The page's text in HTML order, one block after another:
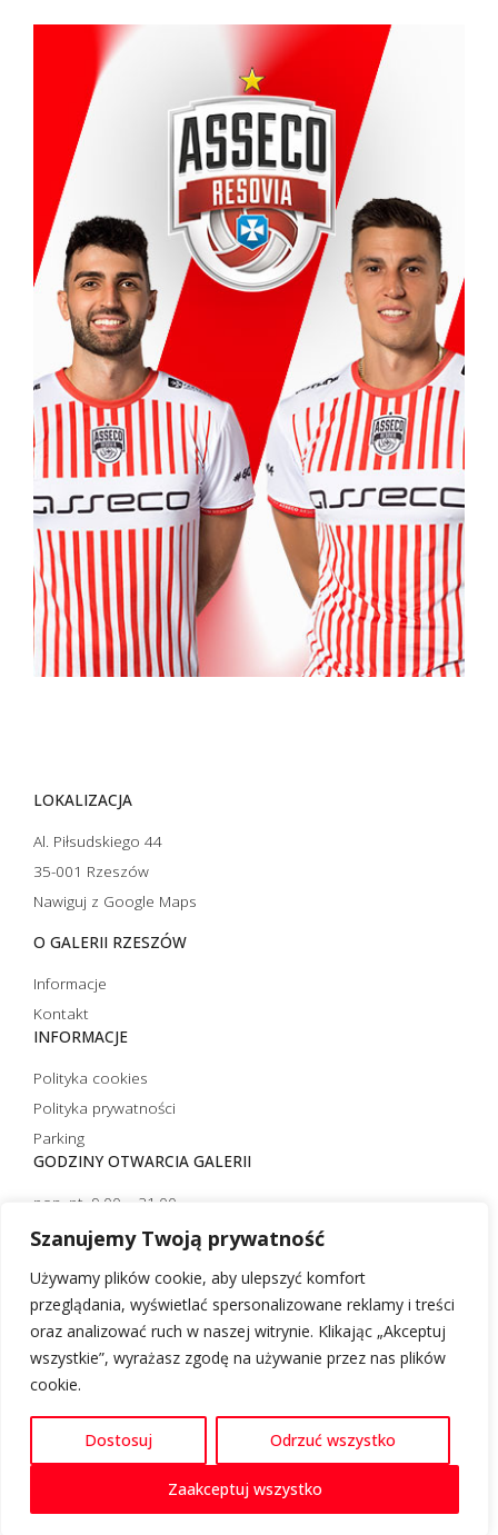
Szanujemy Twoją prywatność
Używamy plików cookie, aby ulepszyć komfort
przeglądania, wyświetlać spersonalizowane reklamy i treści
oraz analizować ruch w naszej witrynie. Klikając „Akceptuj
wszystkie”, wyrażasz zgodę na używanie przez nas plików
cookie.
Dostosuj Odrzuć wszystko
Zaakceptuj wszystko
LOKALIZACJA
Al. Piłsudskiego 44
35-001 Rzeszów
Nawiguj z Google Maps
O GALERII RZESZÓW
Informacje
Kontakt
INFORMACJE
Polityka cookies
Polityka prywatności
Parking
GODZINY OTWARCIA GALERII
pon.-pt. 9.00 – 21.00
sobota 10.00 – 21.00
niedziela niehandlowa 12.00 – 20.00 (czynna tylko strefa
restauracyjna)
Desgin
© 2025. Copyright Galeria Rzeszów